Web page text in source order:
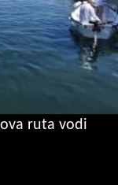
ruta vodi